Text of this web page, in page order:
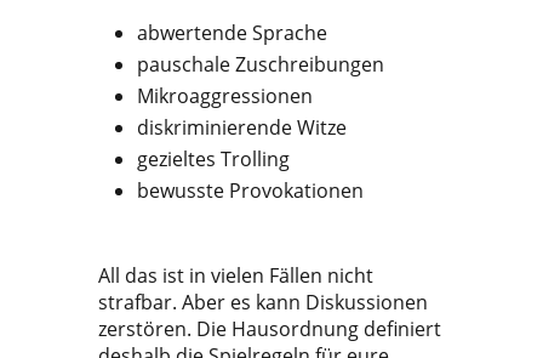
abwertende Sprache
pauschale Zuschreibungen
Mikroaggressionen
diskriminierende Witze
gezieltes Trolling
bewusste Provokationen
All das ist in vielen Fällen nicht
strafbar. Aber es kann Diskussionen
zerstören. Die Hausordnung definiert